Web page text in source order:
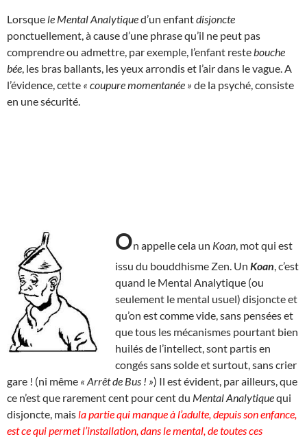
Lorsque le Mental Analytiqued’un enfantdisjoncte
ponctuellement, à cause d’une phrase qu’il ne peut pas
comprendre ou admettre, par exemple, l’enfant reste bouche
bée , les bras ballants, les yeux arrondis et l’air dans le vague. A
l’évidence, cette « coupure momentanée » de la psyché, consiste
en une sécurité.
On appelle cela un Koan , mot qui est
issu du bouddhisme Zen. Un Koan , c’est
quand le Mental Analytique (ou
seulement le mental usuel) disjoncte et
qu’on est comme vide, sans pensées et
que tous les mécanismes pourtant bien
huilés de l’intellect, sont partis en
congés sans solde et surtout, sans crier
gare ! (ni même « Arrêt de Bus ! ») Il est évident, par ailleurs, que
ce n’est que rarement cent pour cent du Mental Analytiquequi
disjoncte, mais la partie qui manque à l’adulte, depuis son enfance,
est ce qui permet l’installation, dans le mental, de toutes ces